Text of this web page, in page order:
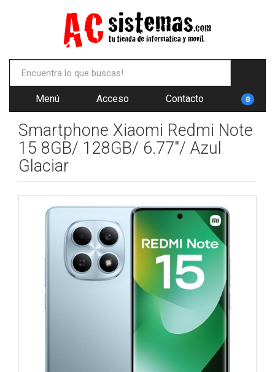
Menú Acceso Contacto 0
Smartphone Xiaomi Redmi Note
15 8GB/ 128GB/ 6.77"/ Azul
Glaciar